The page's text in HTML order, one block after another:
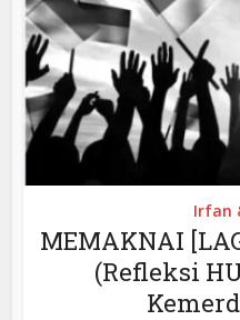
Irfan
MEMAKNAI
(Refleksi